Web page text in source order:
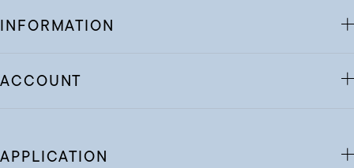
INFORMATION
ACCOUNT
APPLICATION